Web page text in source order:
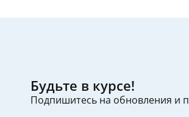
Будьте в курсе!
Подпишитесь на обновления и